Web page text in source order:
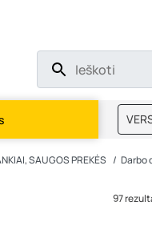
SAUGOS PREKĖS Darbo
97